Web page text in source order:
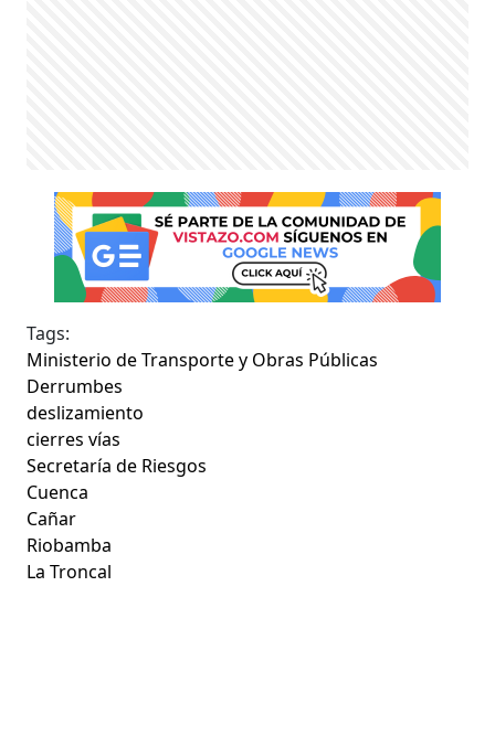
Tags:
Ministerio de Transporte y Obras Públicas
Derrumbes
deslizamiento
cierres vías
Secretaría de Riesgos
Cuenca
Cañar
Riobamba
La Troncal